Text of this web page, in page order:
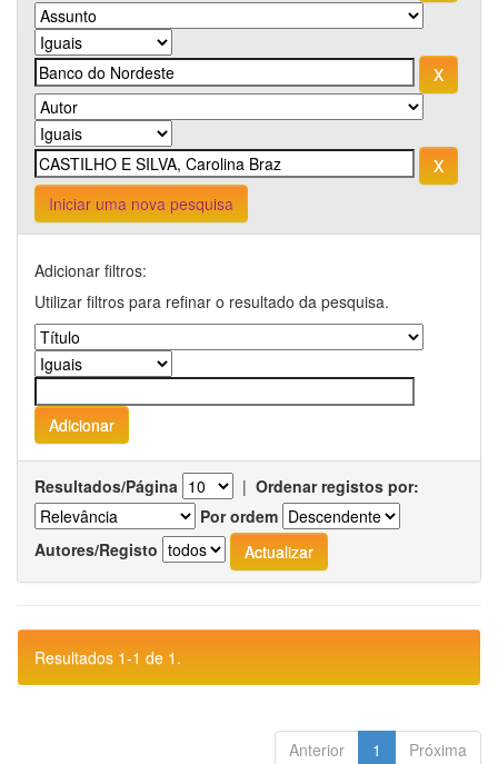
Iniciar uma nova pesquisa
Adicionar filtros:
Utilizar filtros para refinar o resultado da pesquisa.
Resultados/Página | Ordenar registos por:
Por ordem
Autores/Registo
Resultados 1-1 de 1.
Anterior 1 Próxima